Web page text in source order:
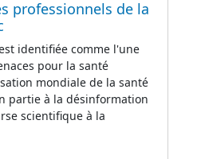
professionnels de la
identifiée comme l'une
pour la santé
mondiale de la santé
partie à la désinformation
scientifique à la